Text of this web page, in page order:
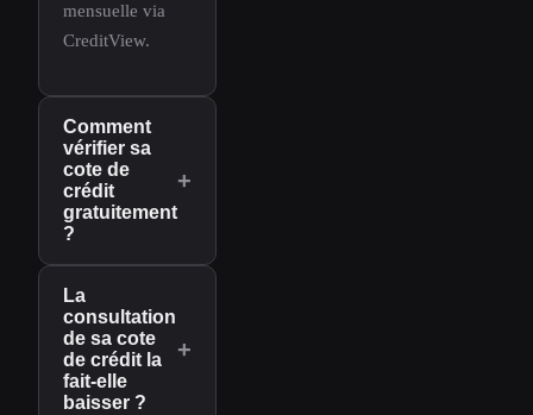
mensuelle via
CreditView.
Comment
vérifier sa
cote de
crédit
gratuitement
?
+
La
consultation
de sa cote
de crédit la
fait-elle
baisser ?
+